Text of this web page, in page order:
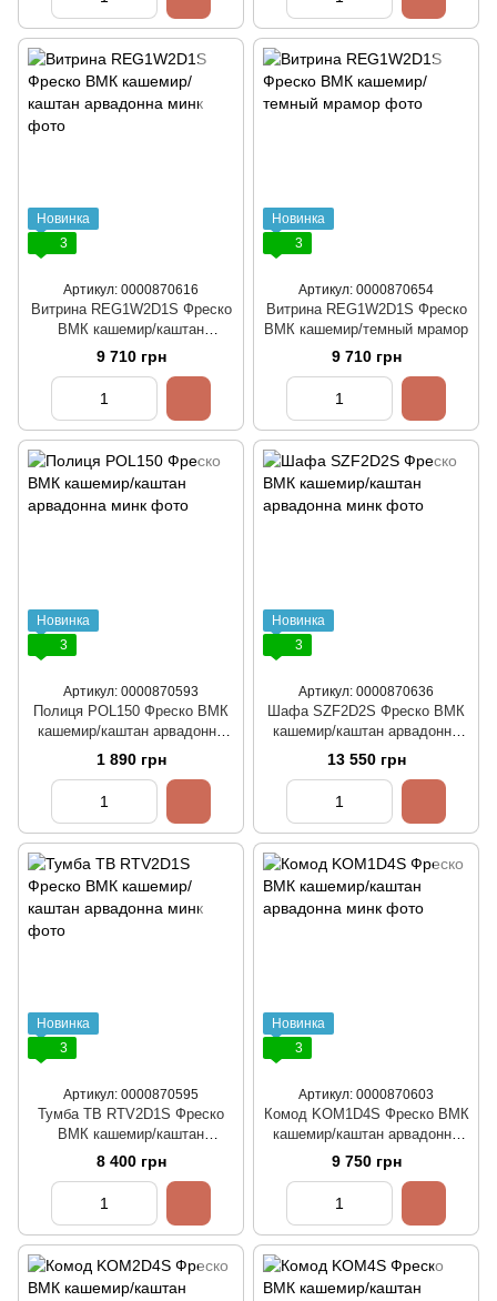
Новинка
3
Артикул: 0000870616
Витрина REG1W2D1S Фреско
ВМК кашемир/каштан
арвадонна минк
9 710 грн
Новинка
3
Артикул: 0000870654
Витрина REG1W2D1S Фреско
ВМК кашемир/темный мрамор
9 710 грн
Новинка
3
Артикул: 0000870593
Полиця POL150 Фреско ВМК
кашемир/каштан арвадонна
минк
1 890 грн
Новинка
3
Артикул: 0000870636
Шафа SZF2D2S Фреско ВМК
кашемир/каштан арвадонна
минк
13 550 грн
Новинка
3
Артикул: 0000870595
Тумба ТВ RTV2D1S Фреско
ВМК кашемир/каштан
арвадонна минк
8 400 грн
Новинка
3
Артикул: 0000870603
Комод KOM1D4S Фреско ВМК
кашемир/каштан арвадонна
минк
9 750 грн